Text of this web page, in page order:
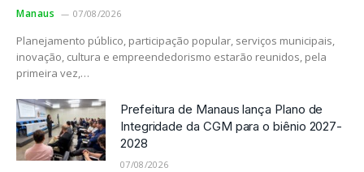
Manaus 07/08/2026
Planejamento público, participação popular, serviços municipais,
inovação, cultura e empreendedorismo estarão reunidos, pela
primeira vez,…
Prefeitura de Manaus lança Plano de
Integridade da CGM para o biênio 2027-
2028
07/08/2026